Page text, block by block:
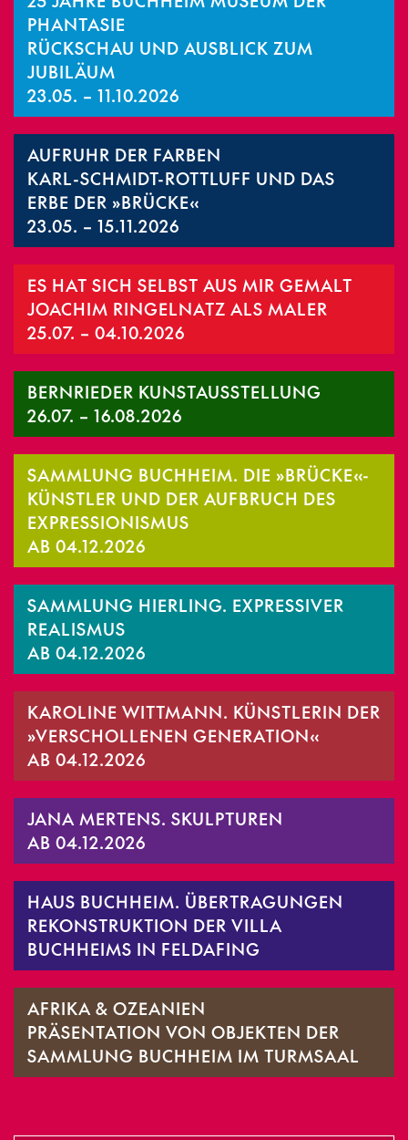
PHANTASIE
RÜCKSCHAU UND AUSBLICK ZUM
JUBILÄUM
23.05. – 11.10.2026
AUFRUHR DER FARBEN
KARL-SCHMIDT-ROTTLUFF UND DAS
ERBE DER »BRÜCKE«
23.05. – 15.11.2026
ES HAT SICH SELBST AUS MIR GEMALT
JOACHIM RINGELNATZ ALS MALER
25.07. – 04.10.2026
BERNRIEDER KUNSTAUSSTELLUNG
26.07. – 16.08.2026
SAMMLUNG BUCHHEIM. DIE »BRÜCKE«-
KÜNSTLER UND DER AUFBRUCH DES
EXPRESSIONISMUS
AB 04.12.2026
SAMMLUNG HIERLING. EXPRESSIVER
REALISMUS
AB 04.12.2026
KAROLINE WITTMANN. KÜNSTLERIN DER
»VERSCHOLLENEN GENERATION«
AB 04.12.2026
JANA MERTENS. SKULPTUREN
AB 04.12.2026
HAUS BUCHHEIM. ÜBERTRAGUNGEN
REKONSTRUKTION DER VILLA
BUCHHEIMS IN FELDAFING
AFRIKA & OZEANIEN
PRÄSENTATION VON OBJEKTEN DER
SAMMLUNG BUCHHEIM IM TURMSAAL